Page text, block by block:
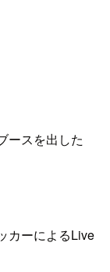
ースを出した
カーによるLive